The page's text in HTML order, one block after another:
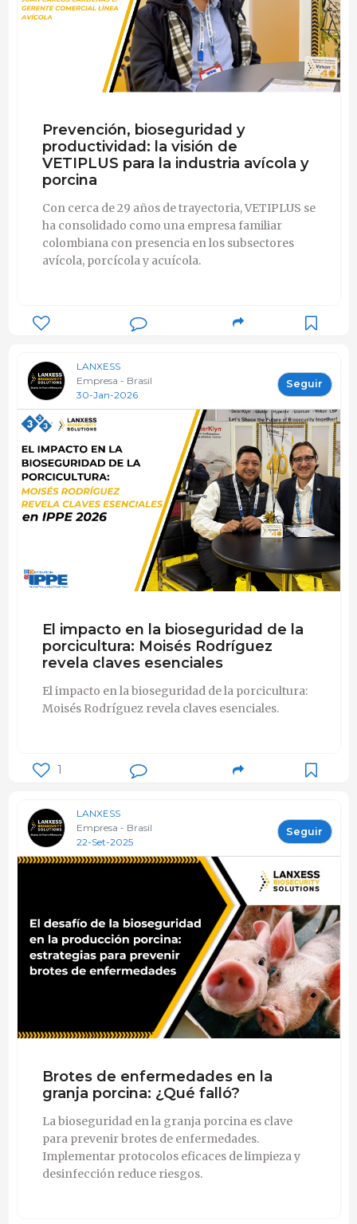
Prevención, bioseguridad y
productividad: la visión de
VETIPLUS para la industria avícola y
porcina
Con cerca de 29 años de trayectoria, VETIPLUS se
ha consolidado como una empresa familiar
colombiana con presencia en los subsectores
avícola, porcícola y acuícola.
LANXESS
Empresa - Brasil
30-Jan-2026
Seguir
El impacto en la bioseguridad de la
porcicultura: Moisés Rodríguez
revela claves esenciales
El impacto en la bioseguridad de la porcicultura:
Moisés Rodríguez revela claves esenciales.
1
LANXESS
Empresa - Brasil
22-Set-2025
Seguir
Brotes de enfermedades en la
granja porcina: ¿Qué falló?
La bioseguridad en la granja porcina es clave
para prevenir brotes de enfermedades.
Implementar protocolos eficaces de limpieza y
desinfección reduce riesgos.